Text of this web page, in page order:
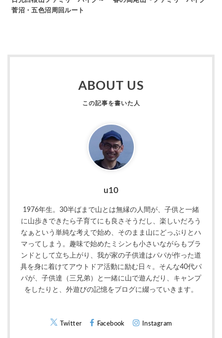
菅沼・五色沼周回ルート
ABOUT US
u10
1976年生。30半ばまで山とは無縁の人間が、子供と一緒
に山歩きできたら子育てにも良さそうだし、楽しいだろう
なぁという単純な考えで始め、そのまま山にどっぷりとハ
マってしまう。趣味で始めたミシンも小さいながらもブラ
ンドとして立ち上がり、我が家の子供達はパパが作った道
具を身に着けてアウトドア活動に励む日々。そんな40代パ
パが、子供達（三兄弟）と一緒に山で遊んだり、キャンプ
をしたりと、外遊びの記憶をブログに綴っていきます。
Twitter Facebook Instagram